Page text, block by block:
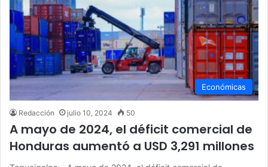
Económicas
Redacción julio 10, 2024 50
A mayo de 2024, el déficit comercial de
Honduras aumentó a USD 3,291 millones